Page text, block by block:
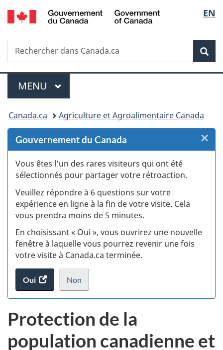
Passer
au
des
Passer
au
principal
Passer
à
Au
du
Passer
à
version
simplifiée
de
la
EN
Recherche
Rechercher
dans
Menu
MENU PRINCIPAL
Vous
êtes
ici :
Canada.ca Agriculture et Agroalimentaire Canada
Gouvernement du Canada
Vous êtes l’un des rares visiteurs qui ont été
sélectionnés pour partager votre rétroaction.
Veuillez répondre à 6 questions sur votre
expérience en ligne à la fin de votre visite. Cela
vous prendra moins de 5 minutes.
En choisissant « Oui », vous ouvrirez une nouvelle
fenêtre à laquelle vous pourrez revenir une fois
votre visite à Canada.ca terminée.
Oui
accéder
au
Non
je
veux
pas
participer
.
×
Protection de la
population canadienne et